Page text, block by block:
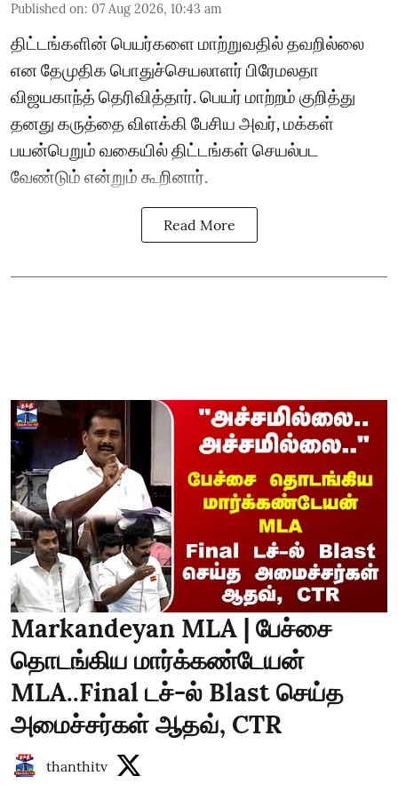
Published on: 07 Aug 2026, 10:43 am
திட்டங்களின் பெயர்களை மாற்றுவதில் தவறில்லை
என தேமுதிக பொதுச்செயலாளர் பிரேமலதா
விஜயகாந்த் தெரிவித்தார். பெயர் மாற்றம் குறித்து
தனது கருத்தை விளக்கி பேசிய அவர், மக்கள்
பயன்பெறும் வகையில் திட்டங்கள் செயல்பட
வேண்டும் என்றும் கூறினார்.
Read More
Markandeyan MLA | பேச்சை
தொடங்கிய மார்க்கண்டேயன்
MLA..Final டச்-ல் Blast செய்த
அமைச்சர்கள் ஆதவ், CTR
thanthitv